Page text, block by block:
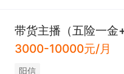
带货主播（五险一金
3000-10000元/月
阳信